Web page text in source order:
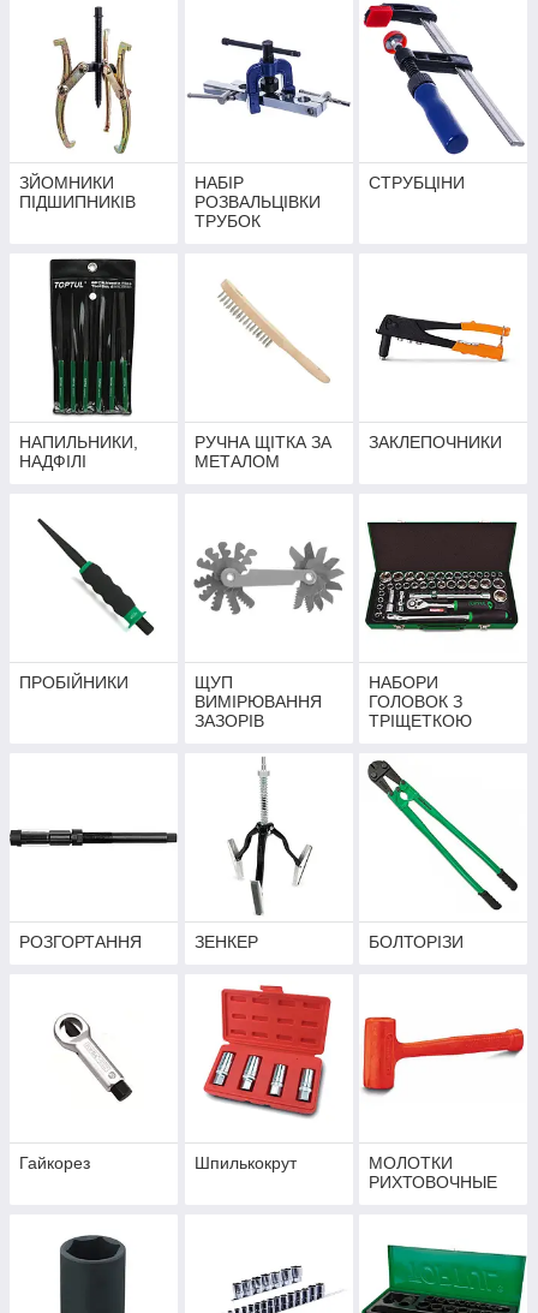
ЗЙОМНИКИ
ПІДШИПНИКІВ
НАБІР
РОЗВАЛЬЦІВКИ
ТРУБОК
СТРУБЦІНИ
НАПИЛЬНИКИ,
НАДФІЛІ
РУЧНА ЩІТКА ЗА
МЕТАЛОМ
ЗАКЛЕПОЧНИКИ
ПРОБІЙНИКИ
ЩУП
ВИМІРЮВАННЯ
ЗАЗОРІВ
НАБОРИ
ГОЛОВОК З
ТРІЩЕТКОЮ
РОЗГОРТАННЯ ЗЕНКЕР БОЛТОРІЗИ
Гайкорез Шпилькокрут
МОЛОТКИ
РИХТОВОЧНЫЕ